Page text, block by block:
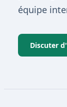
équipe
Discuter